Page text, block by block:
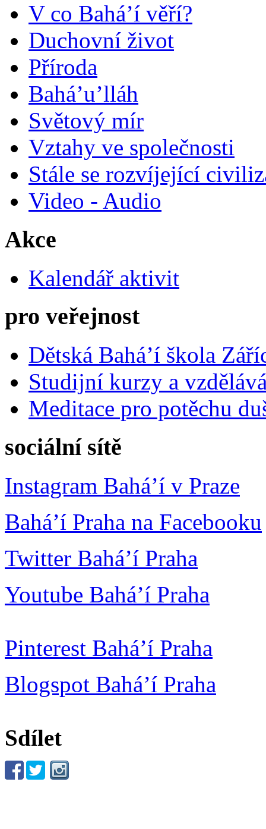
V co Bahá’í věří?
Duchovní život
Příroda
Bahá’u’lláh
Světový mír
Vztahy ve společnosti
Stále se rozvíjející
Video - Audio
Akce
Kalendář aktivit
pro veřejnost
Dětská Bahá’í škola
Studijní kurzy a
Meditace pro potěchu
sociální sítě
Instagram Bahá’í v Praze
Bahá’í Praha na Facebooku
Twitter Bahá’í Praha
Youtube Bahá’í Praha
Pinterest Bahá’í Praha
Blogspot Bahá’í Praha
Sdílet